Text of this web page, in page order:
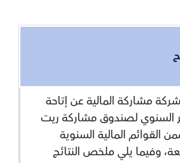
مشاركة المالية عن إتاحة
السنوي لصندوق مشاركة ريت
القوائم المالية السنوية
وفيما يلي ملخص النتائج